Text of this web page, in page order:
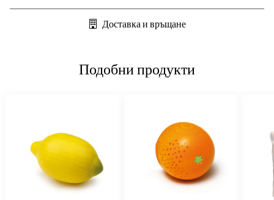
Доставка и връщане
Подобни продукти